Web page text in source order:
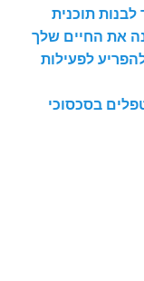
תוכנית
את החיים שלך
לפעילות
בסכסוכי